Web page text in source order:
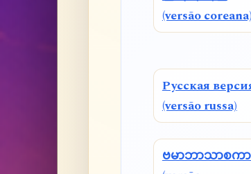
(versão
Русская
(versão russa)
ဗမာဘာသာစကာ